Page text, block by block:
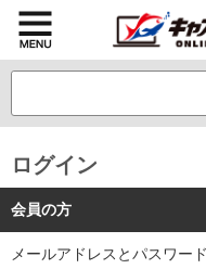
ログイン
会員の方
メールアドレスとパスワー